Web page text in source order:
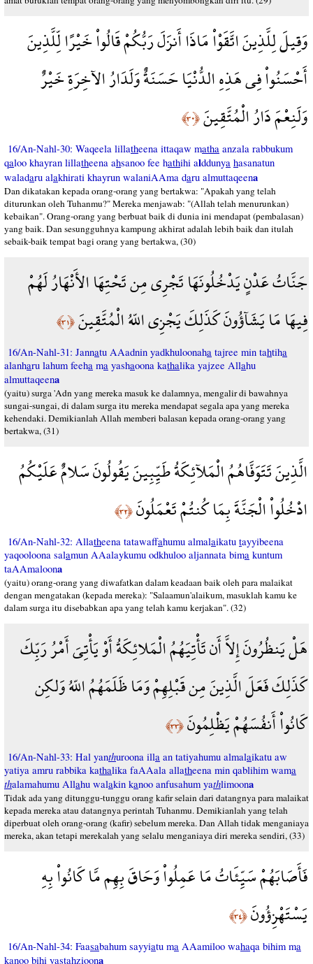
وَقِيلَ لِلَّذِينَ اتَّقَوْاْ مَاذَا أَنزَلَ رَبُّكُمْ قَالُواْ خَيْرًا لِّلَّذِينَ
أَحْسَنُواْ فِي هَذِهِ الدُّنْيَا حَسَنَةٌ وَلَدَارُ الآخِرَةِ خَيْرٌ
وَلَنِعْمَ دَارُ الْمُتَّقِينَ﴿٣٠﴾
16/An-Nahl-30: Waqeela lillatheena ittaqaw matha anzala rabbukum
qaloo khayran lillatheena ahsanoo fee hathihi alddunya hasanatun
waladaru alakhirati khayrun walaniAAma daru almuttaqeena
Dan dikatakan kepada orang-orang yang bertakwa: "Apakah yang telah
diturunkan oleh Tuhanmu?" Mereka menjawab: "(Allah telah menurunkan)
kebaikan". Orang-orang yang berbuat baik di dunia ini mendapat (pembalasan)
yang baik. Dan sesungguhnya kampung akhirat adalah lebih baik dan itulah
sebaik-baik tempat bagi orang yang bertakwa, (30)
جَنَّاتُ عَدْنٍ يَدْخُلُونَهَا تَجْرِي مِن تَحْتِهَا الأَنْهَارُ لَهُمْ
فِيهَا مَا يَشَآؤُونَ كَذَلِكَ يَجْزِي اللّهُ الْمُتَّقِينَ﴿٣١﴾
16/An-Nahl-31: Jannatu AAadnin yadkhuloonaha tajree min tahtiha
alanharu lahum feeha ma yashaoona kathalika yajzee Allahu
almuttaqeena
(yaitu) surga 'Adn yang mereka masuk ke dalamnya, mengalir di bawahnya
sungai-sungai, di dalam surga itu mereka mendapat segala apa yang mereka
kehendaki. Demikianlah Allah memberi balasan kepada orang-orang yang
bertakwa, (31)
الَّذِينَ تَتَوَفَّاهُمُ الْمَلآئِكَةُ طَيِّبِينَ يَقُولُونَ سَلامٌ عَلَيْكُمُ
ادْخُلُواْ الْجَنَّةَ بِمَا كُنتُمْ تَعْمَلُونَ﴿٣٢﴾
16/An-Nahl-32: Allatheena tatawaffahumu almalaikatu tayyibeena
yaqooloona salamun AAalaykumu odkhuloo aljannata bima kuntum
taAAmaloona
(yaitu) orang-orang yang diwafatkan dalam keadaan baik oleh para malaikat
dengan mengatakan (kepada mereka): "Salaamun'alaikum, masuklah kamu ke
dalam surga itu disebabkan apa yang telah kamu kerjakan". (32)
هَلْ يَنظُرُونَ إِلاَّ أَن تَأْتِيَهُمُ الْمَلائِكَةُ أَوْ يَأْتِيَ أَمْرُ رَبِّكَ
كَذَلِكَ فَعَلَ الَّذِينَ مِن قَبْلِهِمْ وَمَا ظَلَمَهُمُ اللّهُ وَلكِن
كَانُواْ أَنفُسَهُمْ يَظْلِمُونَ﴿٣٣﴾
16/An-Nahl-33: Hal yanthuroona illa an tatiyahumu almalaikatu aw
yatiya amru rabbika kathalika faAAala allatheena min qablihim wama
thalamahumu Allahu walakin kanoo anfusahum yathlimoona
Tidak ada yang ditunggu-tunggu orang kafir selain dari datangnya para malaikat
kepada mereka atau datangnya perintah Tuhanmu. Demikianlah yang telah
diperbuat oleh orang-orang (kafir) sebelum mereka. Dan Allah tidak menganiaya
mereka, akan tetapi merekalah yang selalu menganiaya diri mereka sendiri, (33)
فَأَصَابَهُمْ سَيِّئَاتُ مَا عَمِلُواْ وَحَاقَ بِهِم مَّا كَانُواْ بِهِ
يَسْتَهْزِؤُونَ﴿٣٤﴾
16/An-Nahl-34: Faasabahum sayyiatu ma AAamiloo wahaqa bihim ma
kanoo bihi yastahzioona